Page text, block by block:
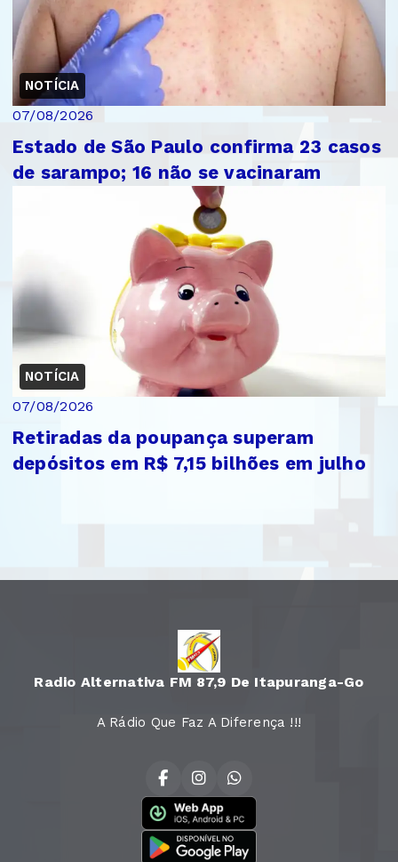
NOTÍCIA
07/08/2026
Estado de São Paulo confirma 23 casos
de sarampo; 16 não se vacinaram
NOTÍCIA
07/08/2026
Retiradas da poupança superam
depósitos em R$ 7,15 bilhões em julho
Radio Alternativa FM 87,9 De Itapuranga-Go
A Rádio Que Faz A Diferença !!!